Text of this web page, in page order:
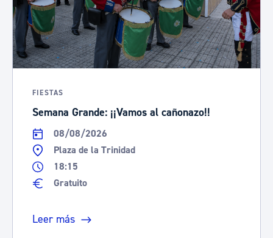
FIESTAS
Semana Grande: ¡¡Vamos al cañonazo!!
08/08/2026
Plaza de la Trinidad
18:15
Gratuito
Leer más